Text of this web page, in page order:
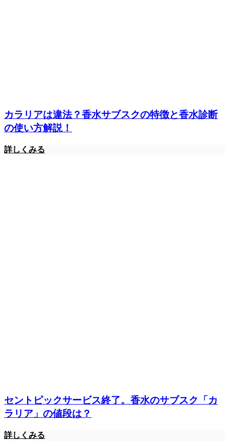
カラリアは違法？香水サブスクの特徴と香水診断
の使い方解説！
詳しくみる
セントピックサービス終了。香水のサブスク「カ
ラリア」の値段は？
詳しくみる